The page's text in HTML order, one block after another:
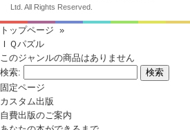
Ltd. All Rights Reserved.
トップページ »
ＩＱパズル
このジャンルの商品はありません
検索:
固定ページ
カスタム出版
自費出版のご案内